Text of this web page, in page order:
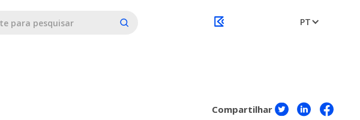
PT
Compartilhar